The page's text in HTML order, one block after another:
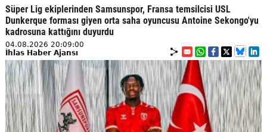
Süper Lig ekiplerinden Samsunspor, Fransa temsilcisi USL
Dunkerque forması giyen orta saha oyuncusu Antoine Sekongo'yu
kadrosuna kattığını duyurdu
04.08.2026 20:09:00
İhlas Haber Ajansı